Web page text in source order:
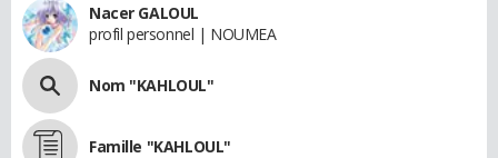
Nacer GALOUL
profil personnel | NOUMEA
Nom "KAHLOUL"
Famille "KAHLOUL"